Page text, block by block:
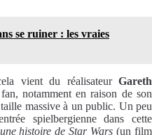
se ruiner : les vraies
vient du réalisateur Gareth
notamment en raison de son
massive à un public. Un peu
spielbergienne dans cette
histoire de Star Wars (un film